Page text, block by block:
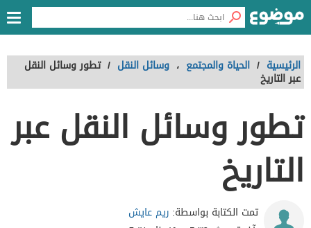
الرئيسية / الحياة والمجتمع ، وسائل النقل / تطور وسائل النقل
عبر التاريخ
تطور وسائل النقل عبر
التاريخ
تمت الكتابة بواسطة: ريم عايش